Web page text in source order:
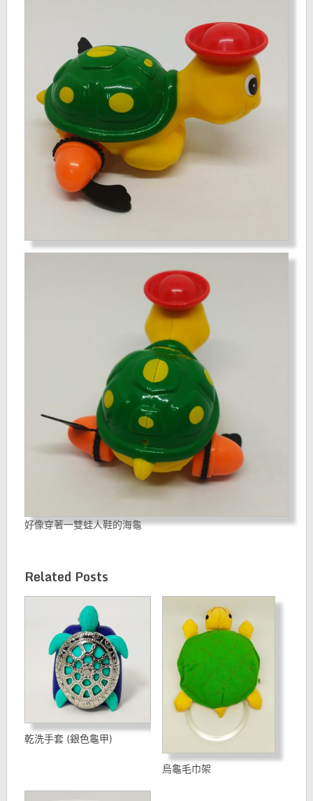
好像穿著一雙蛙人鞋的海龜
Related Posts
乾洗手套 (銀色龜甲)
烏龜毛巾架